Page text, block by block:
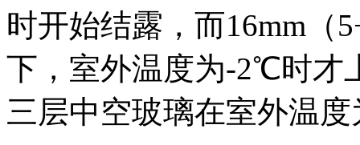
时开始结露，而16mm（
下，室外温度为-2℃时才
三层中空玻璃在室外温